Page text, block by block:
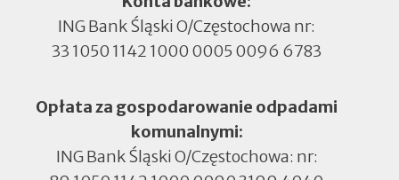
ING Bank Śląski O/Częstochowa nr:
33 1050 1142 1000 0005 0096 6783
Opłata za gospodarowanie odpadami
komunalnymi:
ING Bank Śląski O/Częstochowa: nr: